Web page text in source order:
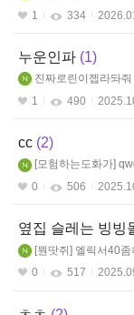
1
334
누운인파 1
진짜로린이젭라돠줘
1
490
cc 2
모험하는도화가
0
506
옆집 슬레는 빙빙
뭔땃쥐 엘릭서40좀
0
517